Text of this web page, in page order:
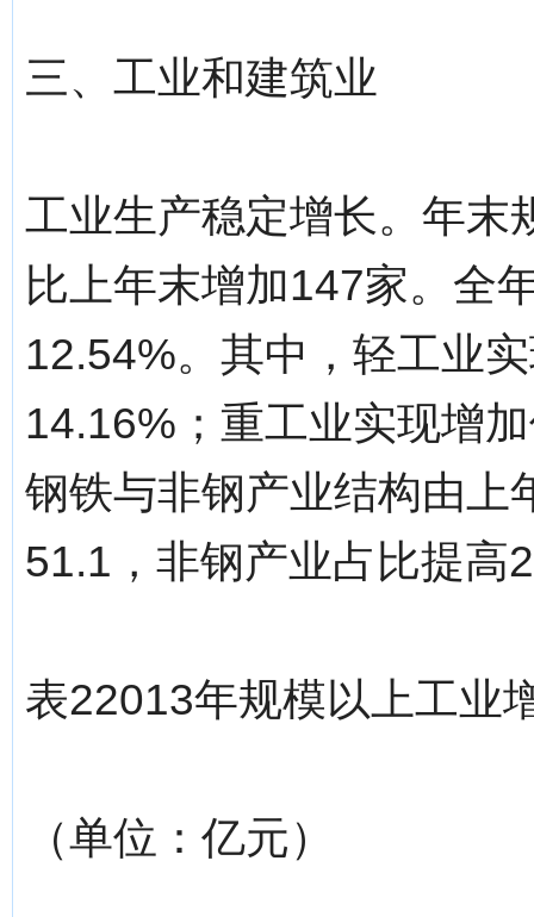
三、工业和建筑业
工业生产稳定增长。年末
比上年末增加147家。全
12.54%。其中，轻工业
14.16%；重工业实现增
钢铁与非钢产业结构由上
51.1，非钢产业占比提高
表22013年规模以上工业
（单位：亿元）